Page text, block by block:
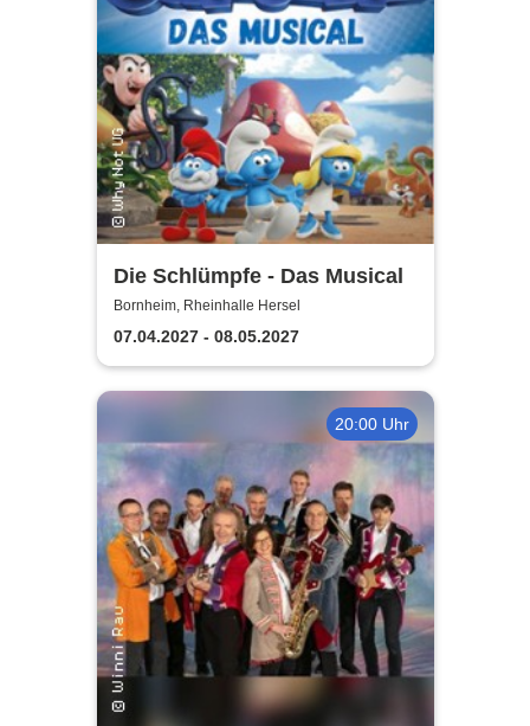
Die Schlümpfe - Das Musical
Bornheim, Rheinhalle Hersel
07.04.2027 - 08.05.2027
20:00 Uhr